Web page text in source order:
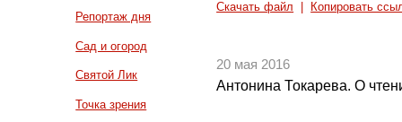
Репортаж дня
Сад и огород
Святой Лик
Точка зрения
Скачать файл Копировать
20 мая 2016
Антонина Токарева. О